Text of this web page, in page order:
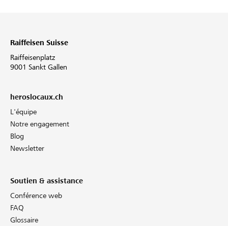
Raiffeisen Suisse
Raiffeisenplatz
9001 Sankt Gallen
heroslocaux.ch
L'équipe
Notre engagement
Blog
Newsletter
Soutien & assistance
Conférence web
FAQ
Glossaire